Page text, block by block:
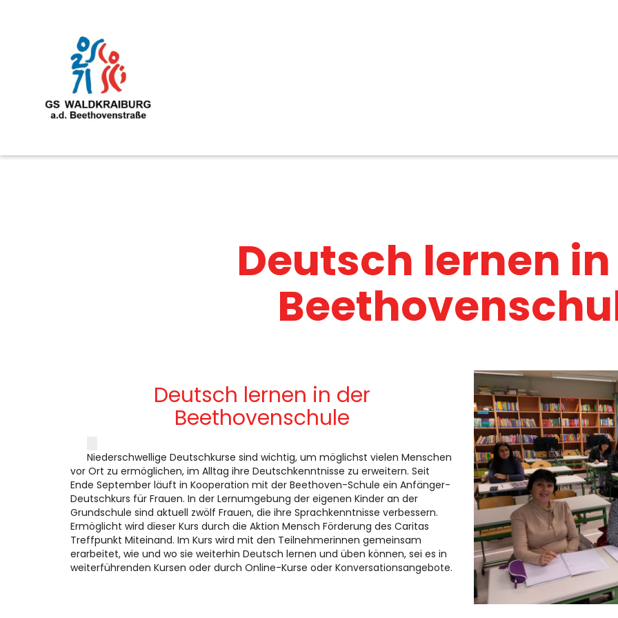
Deutsch lernen
Deutsch lernen in der
Beethovenschule
Niederschwellige Deutschkurse sind wichtig, um möglichst vielen Menschen
vor Ort zu ermöglichen, im Alltag ihre Deutschkenntnisse zu erweitern. Seit
Ende September läuft in Kooperation mit der Beethoven-Schule ein Anfänger-
Deutschkurs für Frauen. In der Lernumgebung der eigenen Kinder an der
Grundschule sind aktuell zwölf Frauen, die ihre Sprachkenntnisse verbessern.
Ermöglicht wird dieser Kurs durch die Aktion Mensch Förderung des Caritas
Treffpunkt Miteinand. Im Kurs wird mit den Teilnehmerinnen gemeinsam
erarbeitet, wie und wo sie weiterhin Deutsch lernen und üben können, sei es in
weiterführenden Kursen oder durch Online-Kurse oder Konversationsangebote.